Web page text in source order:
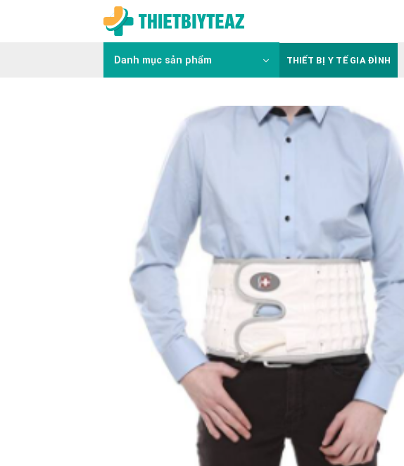
Danh mục sản phẩm THIẾT BỊ Y TẾ GIA ĐÌNH